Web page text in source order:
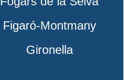
Figaró-Montmany
Gironella